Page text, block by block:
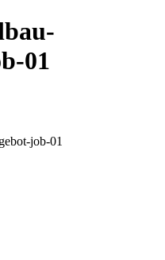
01
job-01